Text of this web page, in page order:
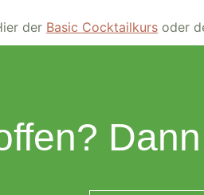
der Basic Cocktailkurs oder